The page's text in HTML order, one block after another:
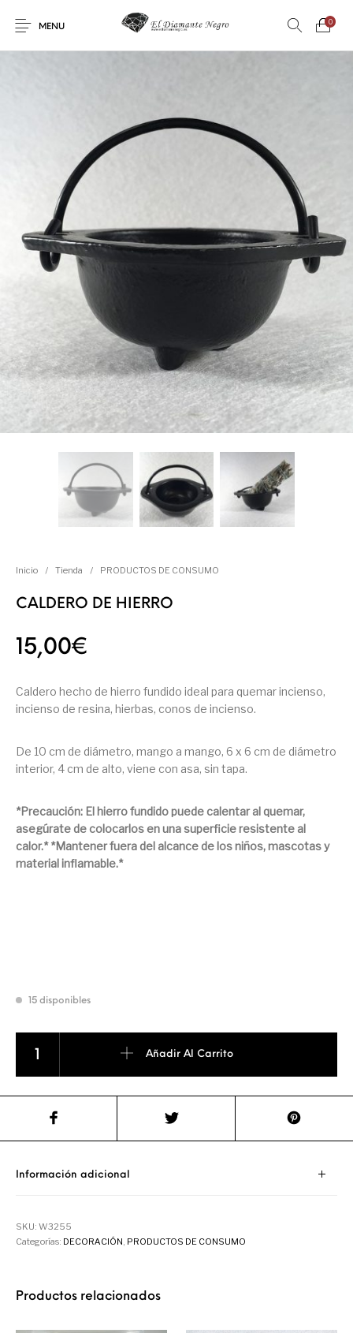
MENU
0
DINOSAURIOS
ESOTERISMO FÓSILES JOYAS METEORITOS
Inicio / Tienda / PRODUCTOS DE CONSUMO
CALDERO DE HIERRO
15,00€
Caldero hecho de hierro fundido ideal para quemar incienso,
incienso de resina, hierbas, conos de incienso.
De 10 cm de diámetro, mango a mango, 6 x 6 cm de diámetro
interior, 4 cm de alto, viene con asa, sin tapa.
*Precaución: El hierro fundido puede calentar al quemar,
asegúrate de colocarlos en una superficie resistente al
calor.* *Mantener fuera del alcance de los niños, mascotas y
material inflamable.*
15 disponibles
Añadir Al Carrito
Información adicional
SKU:W3255
Categorías: DECORACIÓN, PRODUCTOS DE CONSUMO
Productos relacionados